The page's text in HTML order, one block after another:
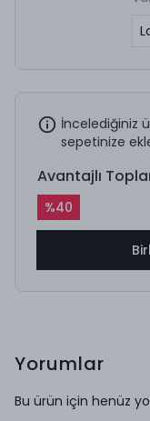
İncelediğiniz
sepetinize
Avantajlı
%40
Yorumlar
Bu ürün için henüz